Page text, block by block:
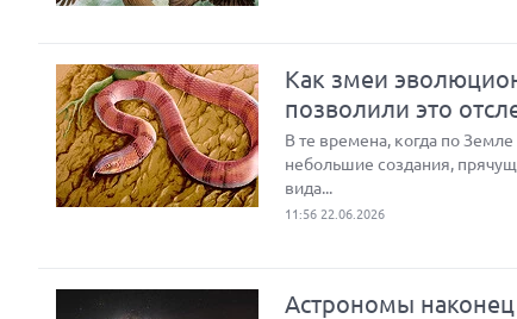
Как змеи
позволили это
В те времена, когда по
небольшие создания,
вида...
11:56 22.06.2026
Астрономы наконец